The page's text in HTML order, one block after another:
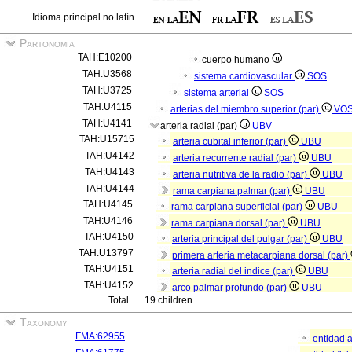
Idioma principal no latín
Partonomia
TAH:E10200
cuerpo humano
TAH:U3568
sistema cardiovascular
SOS
TAH:U3725
sistema arterial
SOS
TAH:U4115
arterias del miembro superior (par)
TAH:U4141
arteria radial (par)
UBV
TAH:U15715
arteria cubital inferior (par)
UBU
TAH:U4142
arteria recurrente radial (par)
UBU
TAH:U4143
arteria nutritiva de la radio (par)
UBU
TAH:U4144
rama carpiana palmar (par)
UBU
TAH:U4145
rama carpiana superficial (par)
UBU
TAH:U4146
rama carpiana dorsal (par)
UBU
TAH:U4150
arteria principal del pulgar (par)
UBU
TAH:U13797
primera arteria metacarpiana dorsal (par)
TAH:U4151
arteria radial del indice (par)
UBU
TAH:U4152
arco palmar profundo (par)
UBU
Total
19 children
Taxonomy
FMA:62955
entidad